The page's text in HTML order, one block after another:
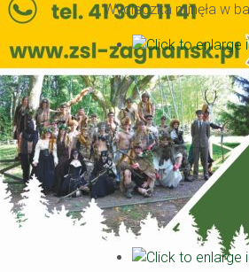
Wycieczka minęła w